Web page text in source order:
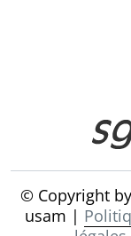
© Copyright
usam |